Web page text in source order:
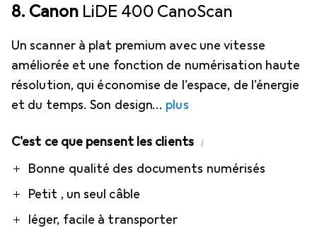
8. Canon LiDE 400 CanoScan
Un scanner à plat premium avec une vitesse
améliorée et une fonction de numérisation haute
résolution, qui économise de l'espace, de l'énergie
et du temps. Son design
plus
C'est ce que pensent les clients i
ProBonne qualité des documents numérisés
Petit , un seul câble
léger, facile à transporter
Contre